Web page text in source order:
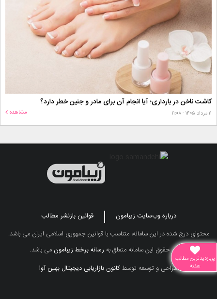
کاشت ناخن در بارداری؛ آیا انجام آن برای مادر و جنین خطر دارد؟
۱۱ مرداد ۱۴۰۵ - ۱۱:۰۸ مشاهده
درباره وب‌سایت زیبامون
قوانین بازنشر مطالب
محتوای درج شده در این سامانه، متناسب با قوانین جمهوری اسلامی ایران می باشد.
تمامی حقوق این سامانه متعلق به رسانه برخط زیبامونمی باشد.
طراحی و توسعه توسطکانون بازاریابی دیجیتال بهین آوا
پربازدیدترین مطالب
هفته